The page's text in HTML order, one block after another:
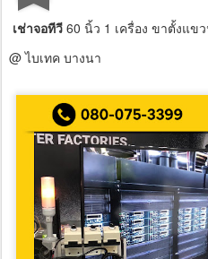
เช่าจอทีวี 60 นิ้ว 1 เครื่อง ขาตั้งแข
@ ไบเทค บางนา